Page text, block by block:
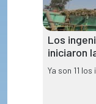
Los
iniciaron
Ya son 11